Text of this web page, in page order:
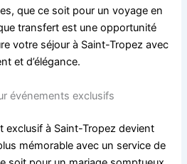
que ce soit pour un voyage en
transfert est une opportunité
votre séjour à Saint-Tropez avec
et d’élégance.
événements exclusifs
exclusif à Saint-Tropez devient
mémorable avec un service de